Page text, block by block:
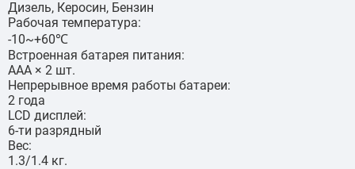
Дизель, Керосин, Бензин
Рабочая температура:
-10~+60℃
Встроенная батарея питания:
AAA × 2 шт.
Непрерывное время работы батареи:
2 года
LCD дисплей:
6-ти разрядный
Вес:
1.3/1.4 кг.